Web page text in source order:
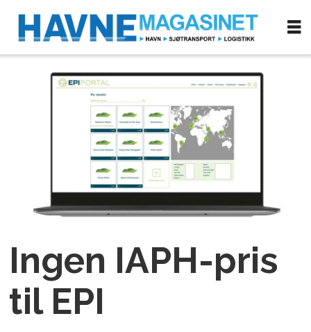
Ingen IAPH-pris
til EPI